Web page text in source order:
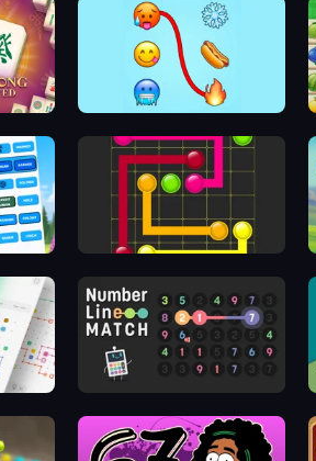
Emoji Puzzle!
Flow Mania